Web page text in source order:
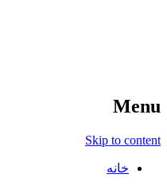
Menu
Skip to content
خانه